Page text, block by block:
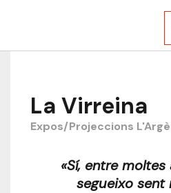
La Virreina
Expos/Projeccions
«Sí, entre
segueixo sent